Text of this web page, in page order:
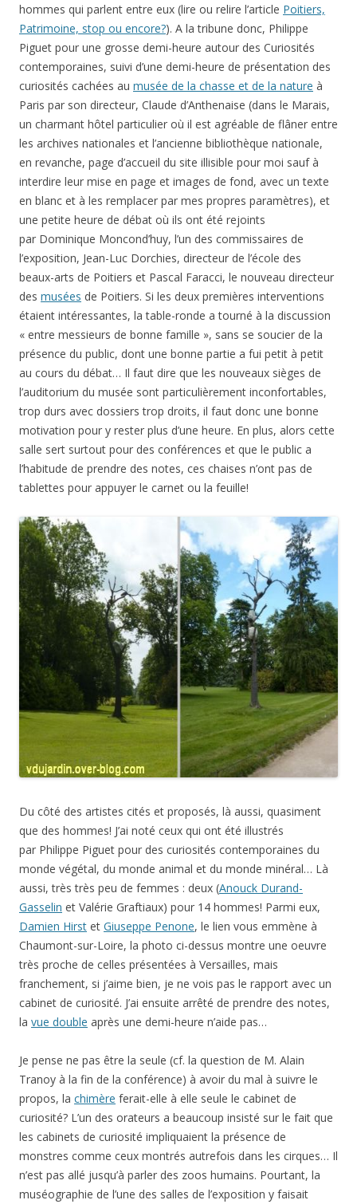
hommes qui parlent entre eux (lire ou relire l’article Poitiers,
Patrimoine, stop ou encore?). A la tribune donc, Philippe
Piguet pour une grosse demi-heure autour des Curiosités
contemporaines, suivi d’une demi-heure de présentation des
curiosités cachées au musée de la chasse et de la nature à
Paris par son directeur, Claude d’Anthenaise (dans le Marais,
un charmant hôtel particulier où il est agréable de flâner entre
les archives nationales et l’ancienne bibliothèque nationale,
en revanche, page d’accueil du site illisible pour moi sauf à
interdire leur mise en page et images de fond, avec un texte
en blanc et à les remplacer par mes propres paramètres), et
une petite heure de débat où ils ont été rejoints
par Dominique Moncond’huy, l’un des commissaires de
l’exposition, Jean-Luc Dorchies, directeur de l’école des
beaux-arts de Poitiers et Pascal Faracci, le nouveau directeur
des musées de Poitiers. Si les deux premières interventions
étaient intéressantes, la table-ronde a tourné à la discussion
« entre messieurs de bonne famille », sans se soucier de la
présence du public, dont une bonne partie a fui petit à petit
au cours du débat… Il faut dire que les nouveaux sièges de
l’auditorium du musée sont particulièrement inconfortables,
trop durs avec dossiers trop droits, il faut donc une bonne
motivation pour y rester plus d’une heure. En plus, alors cette
salle sert surtout pour des conférences et que le public a
l’habitude de prendre des notes, ces chaises n’ont pas de
tablettes pour appuyer le carnet ou la feuille!
Du côté des artistes cités et proposés, là aussi, quasiment
que des hommes! J’ai noté ceux qui ont été illustrés
par Philippe Piguet pour des curiosités contemporaines du
monde végétal, du monde animal et du monde minéral… Là
aussi, très très peu de femmes : deux (Anouck Durand-
Gasselin et Valérie Graftiaux) pour 14 hommes! Parmi eux,
Damien Hirst et Giuseppe Penone, le lien vous emmène à
Chaumont-sur-Loire, la photo ci-dessus montre une oeuvre
très proche de celles présentées à Versailles, mais
franchement, si j’aime bien, je ne vois pas le rapport avec un
cabinet de curiosité. J’ai ensuite arrêté de prendre des notes,
la vue double après une demi-heure n’aide pas…
Je pense ne pas être la seule (cf. la question de M. Alain
Tranoy à la fin de la conférence) à avoir du mal à suivre le
propos, la chimère ferait-elle à elle seule le cabinet de
curiosité? L’un des orateurs a beaucoup insisté sur le fait que
les cabinets de curiosité impliquaient la présence de
monstres comme ceux montrés autrefois dans les cirques… Il
n’est pas allé jusqu’à parler des zoos humains. Pourtant, la
muséographie de l’une des salles de l’exposition y faisait